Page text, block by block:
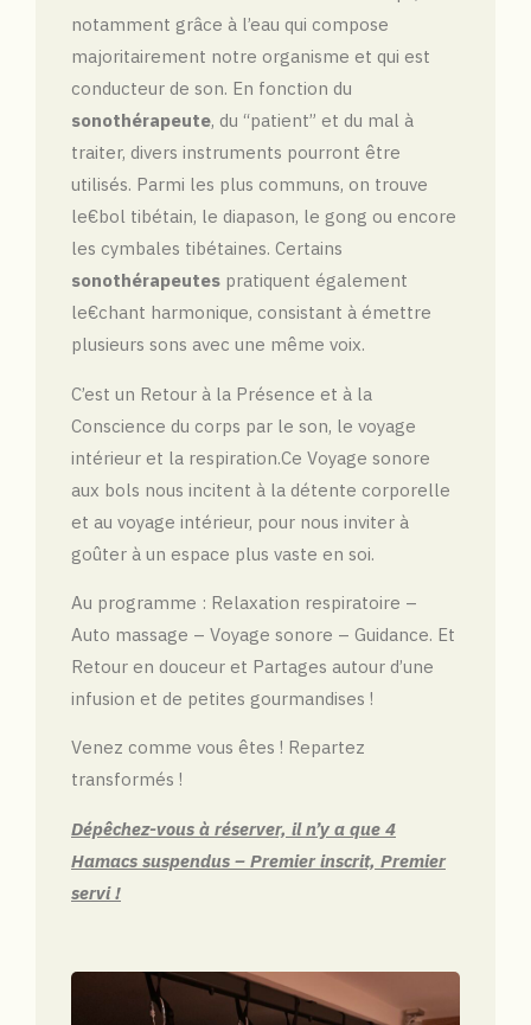
notamment grâce à l’eau qui compose
majoritairement notre organisme et qui est
conducteur de son. En fonction du
sonothérapeute, du “patient” et du mal à
traiter, divers instruments pourront être
utilisés. Parmi les plus communs, on trouve
le€bol tibétain, le diapason, le gong ou encore
les cymbales tibétaines. Certains
sonothérapeutes pratiquent également
le€chant harmonique, consistant à émettre
plusieurs sons avec une même voix.
C’est un Retour à la Présence et à la
Conscience du corps par le son, le voyage
intérieur et la respiration.Ce Voyage sonore
aux bols nous incitent à la détente corporelle
et au voyage intérieur, pour nous inviter à
goûter à un espace plus vaste en soi.
Au programme : Relaxation respiratoire –
Auto massage – Voyage sonore – Guidance. Et
Retour en douceur et Partages autour d’une
infusion et de petites gourmandises !
Venez comme vous êtes ! Repartez
transformés !
Dépêchez-vous à réserver, il n’y a que 4
Hamacs suspendus – Premier inscrit, Premier
servi !